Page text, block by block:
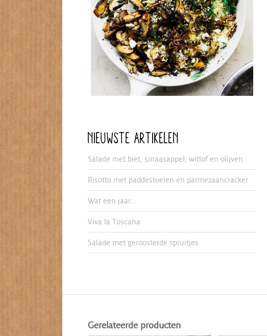
NIEUWSTE ARTIKELEN
Salade met biet, sinaasappel, witlof en olijven
Risotto met paddestoelen en parmezaancracker
Wat een jaar…
Viva la Toscana
Salade met geroosterde spruitjes
Gerelateerde producten